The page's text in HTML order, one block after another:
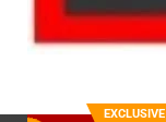
EXCLUSIVE